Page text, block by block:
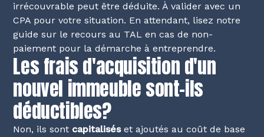
irrécouvrable peut être déduite. À valider avec un
CPA pour votre situation. En attendant, lisez notre
guide sur le recours au TAL en cas de non-
paiement pour la démarche à entreprendre.
Les frais d'acquisition d'un
nouvel immeuble sont-ils
déductibles?
Non, ils sont capitaliséset ajoutés au coût de base